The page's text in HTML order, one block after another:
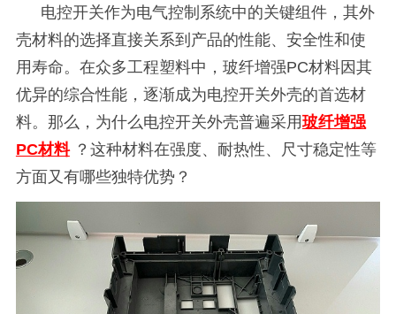
电控开关作为电气控制系统中的关键组件，其外
壳材料的选择直接关系到产品的性能、安全性和使
用寿命。在众多工程塑料中，玻纤增强PC材料因其
优异的综合性能，逐渐成为电控开关外壳的首选材
料。那么，为什么电控开关外壳普遍采用玻纤增强
PC材料 ？这种材料在强度、耐热性、尺寸稳定性等
方面又有哪些独特优势？